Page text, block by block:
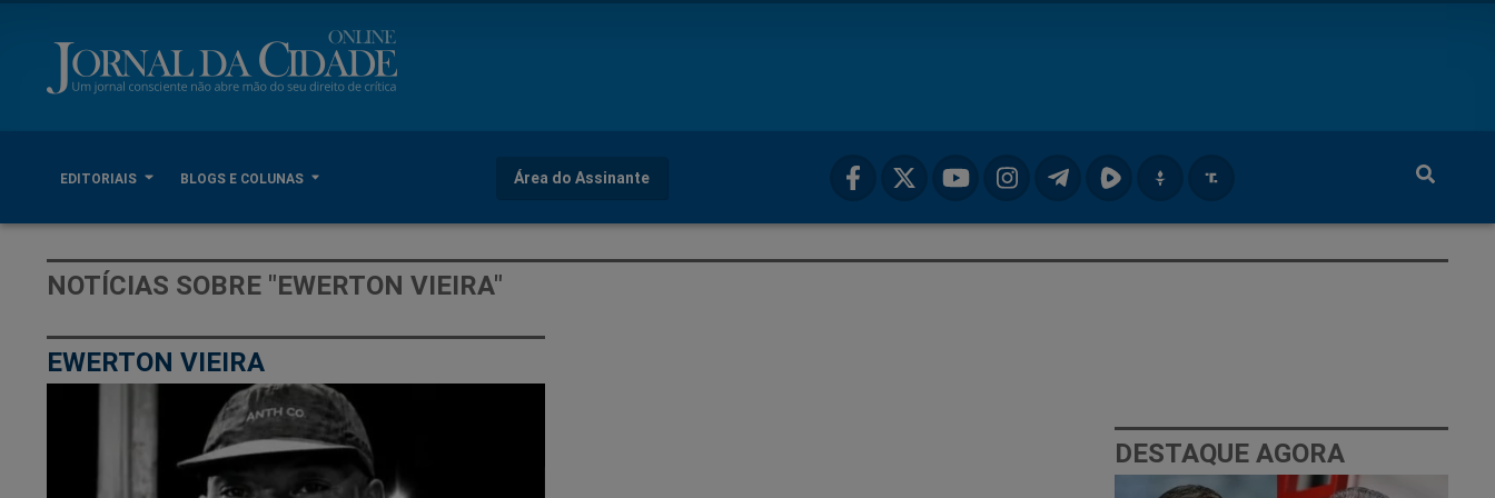
EDITORIAIS BLOGS E COLUNAS Área do Assinante
NOTÍCIAS SOBRE "EWERTON VIEIRA"
EWERTON VIEIRA
DESTAQUE AGORA